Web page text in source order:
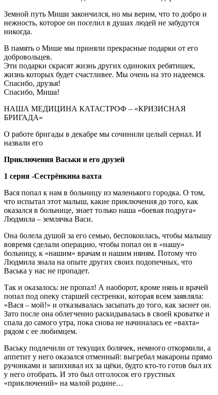
Земной путь Миши закончился, но мы верим, что то добро и
нежность, которое он поселил в душах людей не забудутся
никогда.
В память о Мише мы приняли прекрасные подарки от его
добровольцев.
Эти подарки скрасят жизнь других одиноких ребятишек,
жизнь которых будет счастливее. Мы очень на это надеемся.
Спасибо, друзья!
Спасибо, Миша!
НАША МЕДИЦИНА КАТАСТРОФ – «КРИЗИСНАЯ
БРИГАДА»
О работе бригады в декабре мы сочинили целый сериал. И
назвали его
Приключения Васьки и его друзей
1 серия -Сестрёнкина вахта
Вася попал к нам в больницу из маленького городка. О том,
что испытал этот малыш, какие приключения до того, как
оказался в больнице, знает только наша «боевая подруга»
Людмила – землячка Васи.
Она болела душой за его семью, беспокоилась, чтобы малышу
вовремя сделали операцию, чтобы попал он в «нашу»
больницу, к «нашим» врачам и нашим няням. Потому что
Людмила знала на опыте других своих подопечных, что
Васька у нас не пропадет.
Так и оказалось: не пропал! А наоборот, кроме нянь и врачей
попал под опеку старшей сестренки, которая всем заявляла:
«Вася – мой!» и отказывалась засыпать до того, как заснет он.
Зато после она облегченно раскидывалась в своей кроватке и
спала до самого утра, пока снова не начиналась ее «вахта»
рядом с ее любимцем.
Ваську подлечили от текущих болячек, немного откормили, а
аппетит у него оказался отменный: выгребал макароны прямо
ручонками и запихивал их за щёки, будто кто-то готов был их
у него отобрать. И это был отголосок его грустных
«приключений» на малой родине…